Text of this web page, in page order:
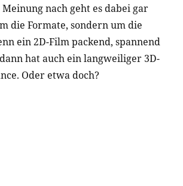
nach geht es dabei gar
die Formate, sondern um die
ein 2D-Film packend, spannend
hat auch ein langweiliger 3D-
Oder etwa doch?